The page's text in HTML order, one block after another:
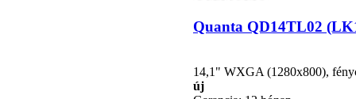
Quanta QD14TL02
14,1" WXGA (1280x800),
új